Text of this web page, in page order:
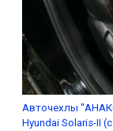
Авточехлы
Hyundai Solaris-II